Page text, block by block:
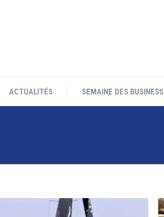
ACTUALITÉS SEMAINE DES